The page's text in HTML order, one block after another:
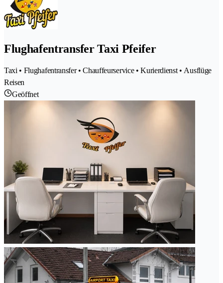
Flughafentransfer Taxi Pfeifer
Taxi • Flughafentransfer • Chauffeurservice • Kurierdienst • Ausflüge
Reisen
Geöffnet